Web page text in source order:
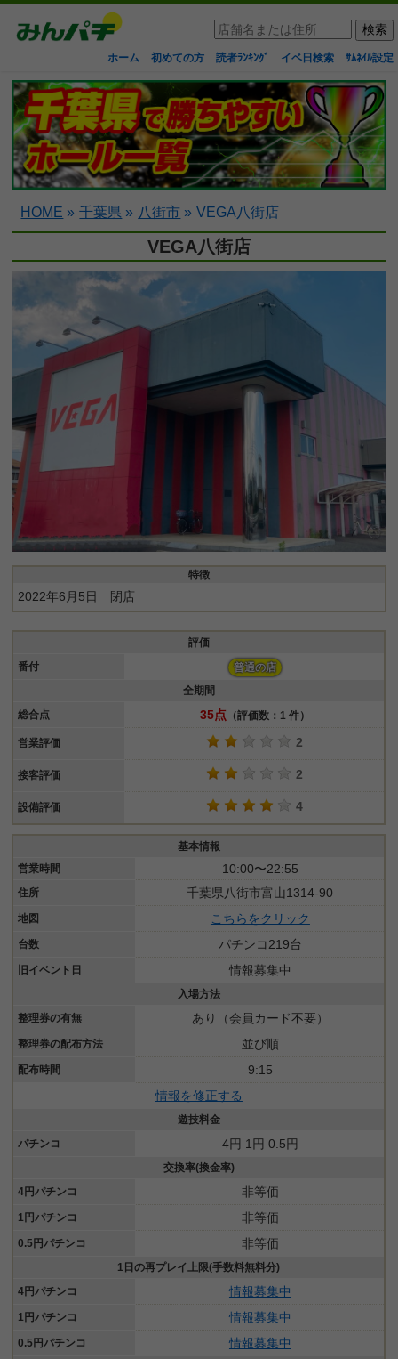
ホーム 初めての方 読者ﾗﾝｷﾝｸﾞ イベ日検索 ｻﾑﾈｲﾙ設定
HOME » 千葉県 » 八街市 » VEGA八街店
VEGA八街店
特徴
2022年6月5日 閉店
評価
番付
普通の店
全期間
総合点
35点 （評価数：1 件）
営業評価 2
接客評価 2
設備評価 4
基本情報
営業時間
10:00〜22:55
住所 千葉県八街市富山1314-90
地図 こちらをクリック
台数 パチンコ219台
旧イベント日 情報募集中
入場方法
整理券の有無
あり（会員カード不要）
整理券の配布方法 並び順
配布時間
9:15
情報を修正する
遊技料金
パチンコ
4円 1円 0.5円
交換率(換金率)
4円パチンコ
非等価
1円パチンコ 非等価
0.5円パチンコ 非等価
1日の再プレイ上限(手数料無料分)
4円パチンコ
情報募集中
1円パチンコ 情報募集中
0.5円パチンコ 情報募集中